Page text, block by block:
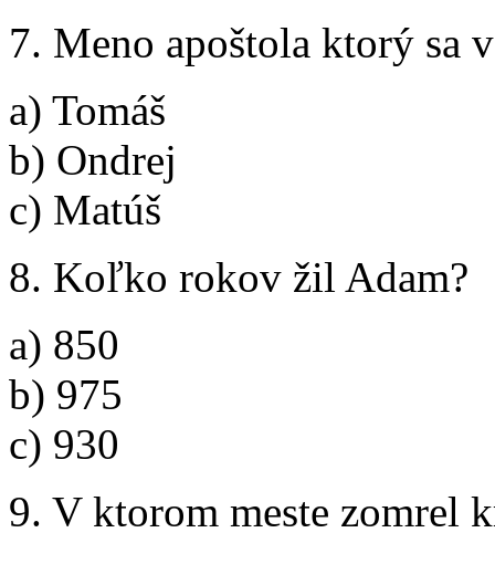
7. Meno apoštola ktorý sa
a) Tomáš
b) Ondrej
c) Matúš
8. Koľko rokov žil Adam?
a) 850
b) 975
c) 930
9. V ktorom meste zomrel